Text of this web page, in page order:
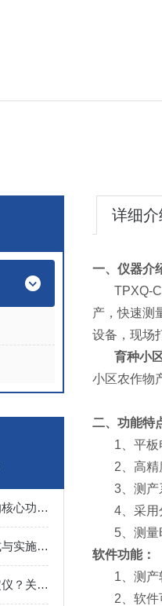
数粒仪在制药与农业领域的核心功能解析
水质在线监测仪的校准方式与实施要点
如何正确使用光合作用测定仪？关键步骤与避坑建议
详细介
一、仪器介
TPXQ-
产，快速测
设备，现场
育种小
小区农作物
二、功能特
1、平板
2、高精
3、测产
4、采用
5、测量
软件功能：
1、测
2、软件